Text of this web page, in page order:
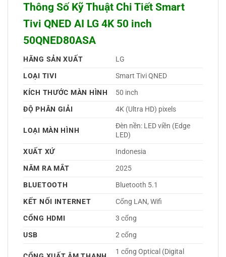
Thông Số Kỹ Thuật Chi Tiết Smart
Tivi QNED AI LG 4K 50 inch
50QNED80ASA
HÃNG SẢN XUẤT
LG
LOẠI TIVI
Smart Tivi QNED
KÍCH THƯỚC MÀN HÌNH
50 inch
ĐỘ PHÂN GIẢI
4K (Ultra HD) pixels
LOẠI MÀN HÌNH
Đèn nền: LED viền (Edge
LED)
XUẤT XỨ
Indonesia
NĂM RA MẮT
2025
BLUETOOTH
Bluetooth 5.1
KẾT NỐI INTERNET
Cổng LAN, Wifi
CỔNG HDMI
3 cổng
USB
2 cổng
1 cổng Optical (Digital